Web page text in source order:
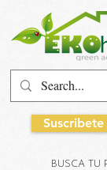
BUSCA TU